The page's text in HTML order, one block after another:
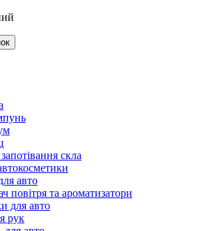
запотівання скла
авто
повітря та ароматизатори
для авто
рук